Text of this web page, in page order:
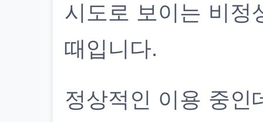
시도로 보이는 비정
때입니다.
정상적인 이용 중인